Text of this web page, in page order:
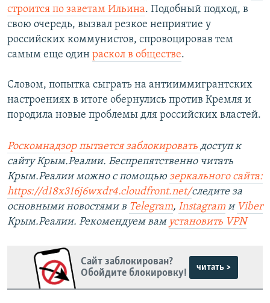
строится по заветам Ильина. Подобный подход, в
свою очередь, вызвал резкое неприятие у
российских коммунистов, спровоцировав тем
самым еще один раскол в обществе.
Словом, попытка сыграть на антииммигрантских
настроениях в итоге обернулись против Кремля и
породила новые проблемы для российских властей.
Роскомнадзор пытается заблокировать доступ к
сайту Крым.Реалии. Беспрепятственно читать
Крым.Реалии можно с помощью зеркального сайта:
https://d18x316j6wxdr4.cloudfront.net/следите за
основными новостями в Telegram, Instagram и Viber
Крым.Реалии. Рекомендуем вам установить VPN
Сайт заблокирован?
Обойдите блокировку!
читать >